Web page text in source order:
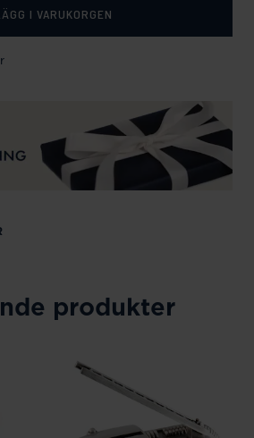
I VARUKORGEN
produkter